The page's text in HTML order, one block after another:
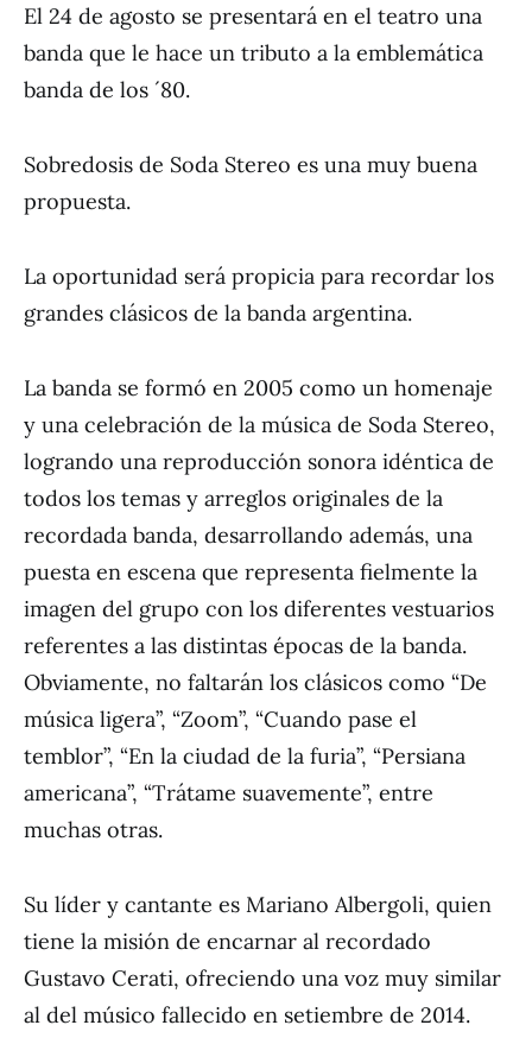
El 24 de agosto se presentará en el teatro una
banda que le hace un tributo a la emblemática
banda de los ´80.
Sobredosis de Soda Stereo es una muy buena
propuesta.
La oportunidad será propicia para recordar los
grandes clásicos de la banda argentina.
La banda se formó en 2005 como un homenaje
y una celebración de la música de Soda Stereo,
logrando una reproducción sonora idéntica de
todos los temas y arreglos originales de la
recordada banda, desarrollando además, una
puesta en escena que representa fielmente la
imagen del grupo con los diferentes vestuarios
referentes a las distintas épocas de la banda.
Obviamente, no faltarán los clásicos como “De
música ligera”, “Zoom”, “Cuando pase el
temblor”, “En la ciudad de la furia”, “Persiana
americana”, “Trátame suavemente”, entre
muchas otras.
Su líder y cantante es Mariano Albergoli, quien
tiene la misión de encarnar al recordado
Gustavo Cerati, ofreciendo una voz muy similar
al del músico fallecido en setiembre de 2014.